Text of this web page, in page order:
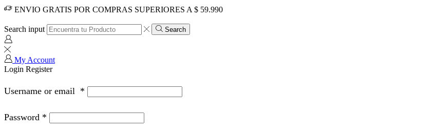
ENVIO GRATIS POR COMPRAS SUPERIORES A $ 59.990
Search input Search
My Account
Login Register
Username or email *
Password *